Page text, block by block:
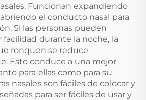
Funcionan expandiendo
abriendo el conducto nasal para
Si las personas pueden
facilidad durante la noche, la
ronquen se reduce
Esto conduce a una mejor
para ellas como para su
nasales son fáciles de colocar y
para ser fáciles de usar y